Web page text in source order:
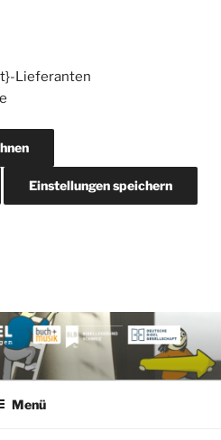
Lieferanten
Einstellungen speichern
Menü